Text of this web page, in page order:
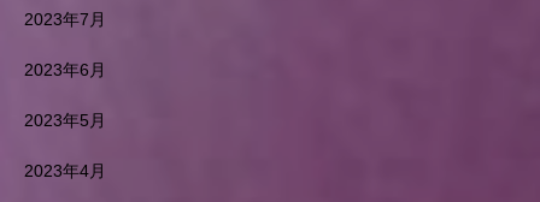
2023年7月
2023年6月
2023年5月
2023年4月